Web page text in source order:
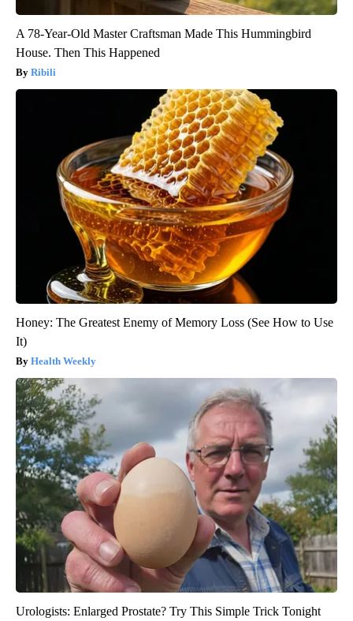
A 78-Year-Old Master Craftsman Made This Hummingbird
House. Then This Happened
Ribili
Honey: The Greatest Enemy of Memory Loss (See How to Use
It)
Health Weekly
Urologists: Enlarged Prostate? Try This Simple Trick Tonight